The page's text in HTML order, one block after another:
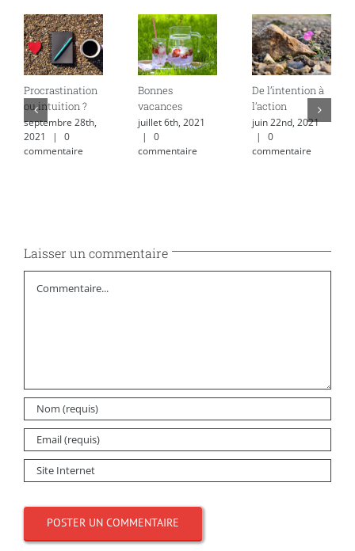
Procrastination
ou intuition ?
septembre 28th,
2021
|
0
commentaire
Bonnes
vacances
juillet 6th, 2021
|
0
commentaire
De l’intention à
l’action
juin 22nd, 2021
|
0
commentaire
Laisser un commentaire